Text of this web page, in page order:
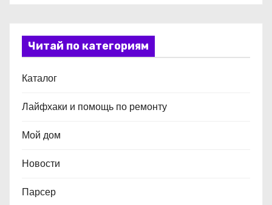
Читай по категориям
Каталог
Лайфхаки и помощь по ремонту
Мой дом
Новости
Парсер